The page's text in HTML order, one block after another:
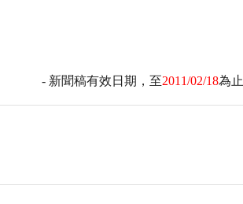
- 新聞稿有效日期，至2011/02/18為止